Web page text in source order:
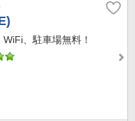
、駐車場無料！